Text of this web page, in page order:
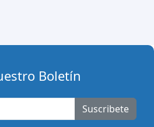
Boletín
Suscribete